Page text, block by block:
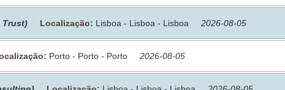
Trust) Localização: Lisboa - Lisboa - Lisboa 2026-08-05
Porto - Porto - Porto 2026-08-05